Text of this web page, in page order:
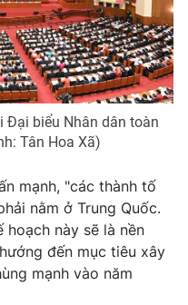
Việt Nam
Đại biểu Nhân dân toàn
Tân Hoa Xã)
mạnh, "các thành tố
nằm ở Trung Quốc.
hoạch này sẽ là nền
đến mục tiêu xây
mạnh vào năm